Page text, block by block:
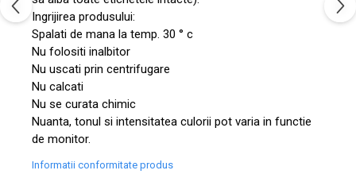
Ingrijirea produsului:
Spalati de mana la temp. 30 ° c
Nu folositi inalbitor
Nu uscati prin centrifugare
Nu calcati
Nu se curata chimic
Nuanta, tonul si intensitatea culorii pot varia in functie
de monitor.
Informatii conformitate produs